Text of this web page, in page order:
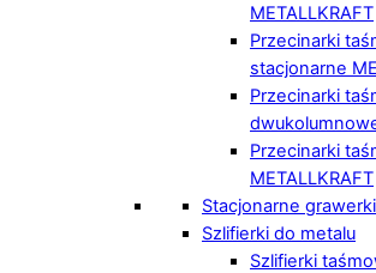
METALLKRAFT
Przecinarki
stacjonarne
Przecinarki
Przecinarki
METALLKRAFT
Stacjonarne
Szlifierki do metalu
Szlifierki